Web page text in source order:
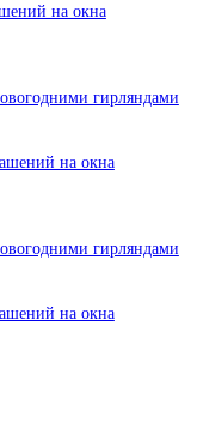
на окна
гирляндами
на окна
гирляндами
на окна